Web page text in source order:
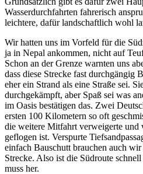
Wasserdurchfahrten fahrerisch
leichtere, dafür landschaftlich wohl
Wir hatten uns im Vorfeld für die
ja in Nepal ankommen, nicht auf
Schon an der Grenze warnten uns
dass diese Strecke fast durchgängig
eher ein Strand als eine Straße sei.
durchgekämpft, aber Spaß sei was
im Oasis bestätigen das. Zwei
ersten 100 Kilometern so oft
die weitere Mitfahrt verweigerte und
geflogen ist. Verspurte
einfach Bauschutt brauchen auch
Strecke. Also ist die Südroute
muss her.